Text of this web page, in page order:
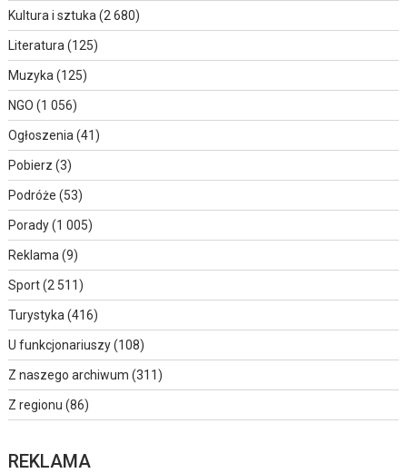
Kultura i sztuka (2 680)
Literatura (125)
Muzyka (125)
NGO (1 056)
Ogłoszenia (41)
Pobierz (3)
Podróże (53)
Porady(1 005)
Reklama (9)
Sport(2 511)
Turystyka (416)
U funkcjonariuszy(108)
Z naszego archiwum (311)
Z regionu (86)
REKLAMA